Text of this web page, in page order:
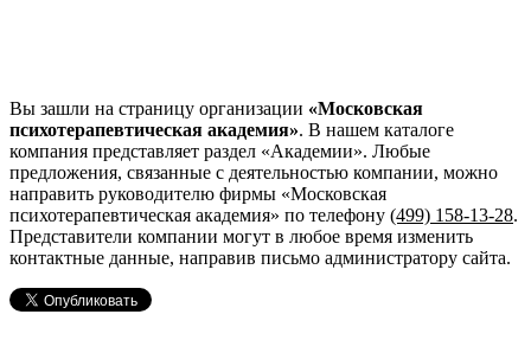
Вы зашли на страницу организации «Московская
психотерапевтическая академия». В нашем каталоге
компания представляет раздел «Академии». Любые
предложения, связанные с деятельностью компании, можно
направить руководителю фирмы «Московская
психотерапевтическая академия» по телефону (499) 158-13-28.
Представители компании могут в любое время изменить
контактные данные, направив письмо администратору сайта.